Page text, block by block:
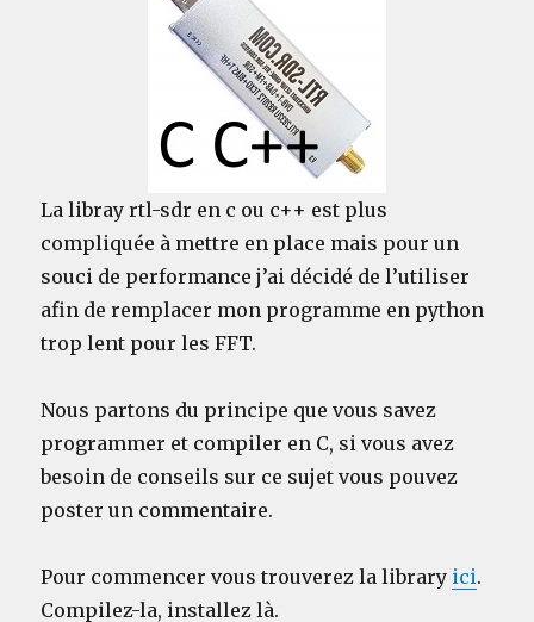
La libray rtl-sdr en c ou c++ est plus
compliquée à mettre en place mais pour un
souci de performance j’ai décidé de l’utiliser
afin de remplacer mon programme en python
trop lent pour les FFT.
Nous partons du principe que vous savez
programmer et compiler en C, si vous avez
besoin de conseils sur ce sujet vous pouvez
poster un commentaire.
Pour commencer vous trouverez la library ici.
Compilez-la, installez là.